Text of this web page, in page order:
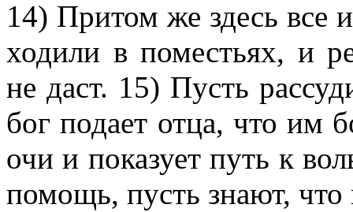
14) Притом же здесь все
ходили в поместьях, и
не даст. 15) Пусть
бог подает отца, что им
очи и показует путь к
помощь, пусть знают, что